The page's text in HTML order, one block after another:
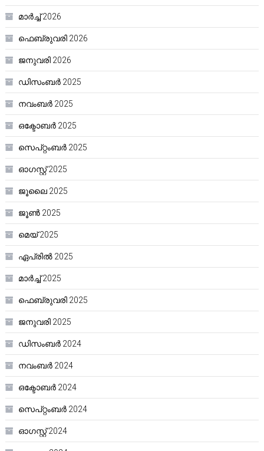
മാർച്ച്‌ 2026
ഫെബ്രുവരി 2026
ജനുവരി 2026
ഡിസംബർ 2025
നവംബർ 2025
ഒക്ടോബർ 2025
സെപ്റ്റംബർ 2025
ഓഗസ്റ്റ്‌ 2025
ജൂലൈ 2025
ജൂൺ 2025
മെയ്‌ 2025
ഏപ്രിൽ 2025
മാർച്ച്‌ 2025
ഫെബ്രുവരി 2025
ജനുവരി 2025
ഡിസംബർ 2024
നവംബർ 2024
ഒക്ടോബർ 2024
സെപ്റ്റംബർ 2024
ഓഗസ്റ്റ്‌ 2024